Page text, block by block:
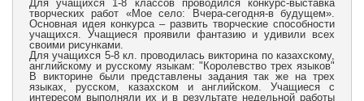
Для учащихся 1-8 классов проводился конкурс-выставка
творческих работ «Мое село: Вчера-сегодня-в будущем».
Основная идея конкурса – развить творческие способности
учащихся. Учащиеся проявили фантазию и удивили всех
своими рисунками.
Для учащихся 5-8 кл. проводилась викторина по казахскому,
английскому и русскому языкам: "Королевство трех языков"
В викторине были представлены задания так же на трех
языках, русском, казахском и английском. Учащиеся с
интересом выполняли их и в результате недельной работы